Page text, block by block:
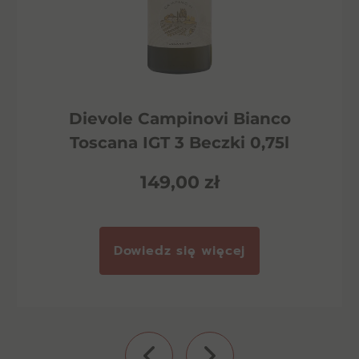
Dievole Campinovi Bianco
Toscana IGT 3 Beczki 0,75l
149,00 zł
Dowiedz się więcej